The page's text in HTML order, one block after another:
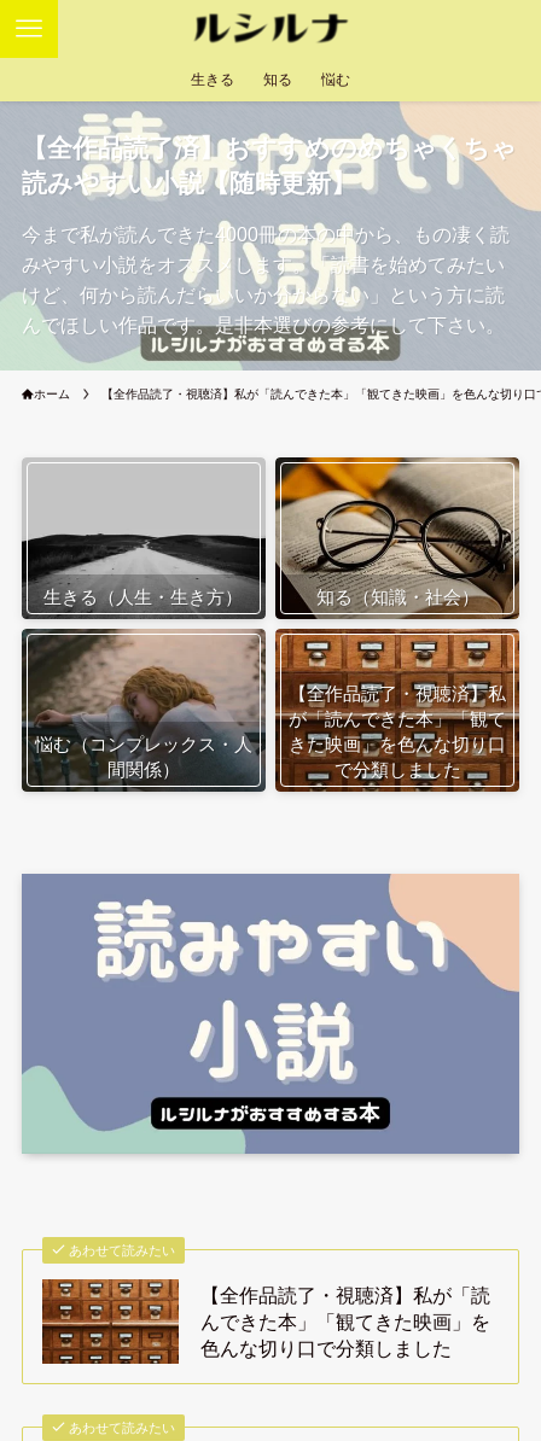
生きる 知る 悩む
【全作品読了済】おすすめのめちゃくちゃ
読みやすい小説【随時更新】
今まで私が読んできた4000冊の本の中から、もの凄く読
みやすい小説をオススメします。「読書を始めてみたい
けど、何から読んだらいいか分からない」という方に読
んでほしい作品です。是非本選びの参考にして下さい。
ホーム 【全作品読了・視聴済】私が「読んできた本」「観てきた映画」を色んな切り口
生きる（人生・生き方） 知る（知識・社会）
悩む（コンプレックス・人
間関係）
【全作品読了・視聴済】私
が「読んできた本」「観て
きた映画」を色んな切り口
で分類しました
あわせて読みたい
【全作品読了・視聴済】私が「読
んできた本」「観てきた映画」を
色んな切り口で分類しました
あわせて読みたい